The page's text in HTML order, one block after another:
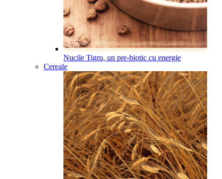
Nucile Tigru, un pre-biotic cu energie
Cereale